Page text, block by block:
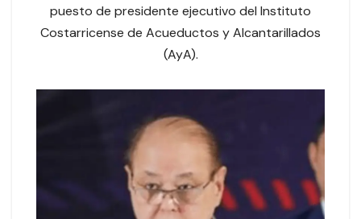
puesto de presidente ejecutivo del Instituto
Costarricense de Acueductos y Alcantarillados
(AyA).